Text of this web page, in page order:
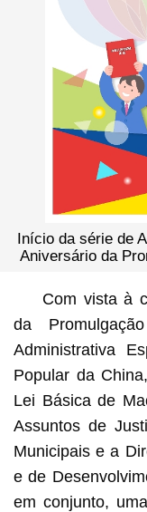
Início da série de
Aniversário da
Com vista à
da
Administrativa
Popular da
Lei Básica de
Assuntos de
Municipais e a
e de
em conjunto,